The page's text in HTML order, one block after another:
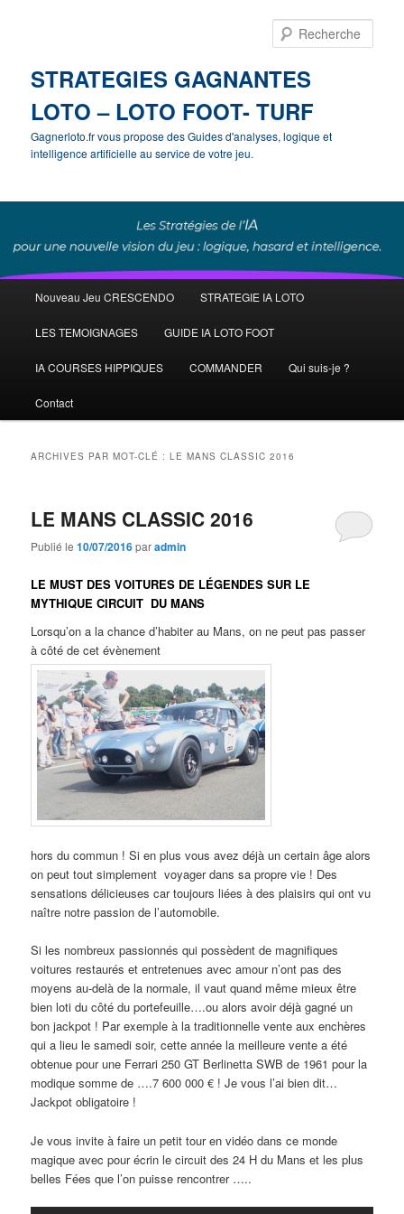
STRATEGIES GAGNANTES
LOTO – LOTO FOOT- TURF
Gagnerloto.fr vous propose des Guides d'analyses, logique et
intelligence artificielle au service de votre jeu.
principal
Aller
au
contenu
Aller
au
contenu
Nouveau Jeu CRESCENDO STRATEGIE IA LOTO
LES TEMOIGNAGES GUIDE IA LOTO FOOT
IA COURSES HIPPIQUES COMMANDER Qui suis-je ?
Contact
ARCHIVES PAR MOT-CLÉ :LE MANS CLASSIC 2016
LE MANS CLASSIC 2016
Publié le10/07/2016paradmin
LE MUST DES VOITURES DE LÉGENDES SUR LE
MYTHIQUE CIRCUIT DU MANS
Lorsqu’on a la chance d’habiter au Mans, on ne peut pas passer
à côté de cet évènement
hors du commun ! Si en plus vous avez déjà un certain âge alors
on peut tout simplement voyager dans sa propre vie ! Des
sensations délicieuses car toujours liées à des plaisirs qui ont vu
naître notre passion de l’automobile.
Si les nombreux passionnés qui possèdent de magnifiques
voitures restaurés et entretenues avec amour n’ont pas des
moyens au-delà de la normale, il vaut quand même mieux être
bien loti du côté du portefeuille….ou alors avoir déjà gagné un
bon jackpot ! Par exemple à la traditionnelle vente aux enchères
qui a lieu le samedi soir, cette année la meilleure vente a été
obtenue pour une Ferrari 250 GT Berlinetta SWB de 1961 pour la
modique somme de ….7 600 000 € ! Je vous l’ai bien dit…
Jackpot obligatoire !
Je vous invite à faire un petit tour en vidéo dans ce monde
magique avec pour écrin le circuit des 24 H du Mans et les plus
belles Fées que l’on puisse rencontrer …..